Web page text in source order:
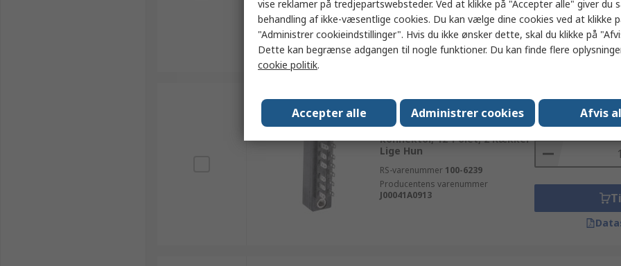
Producentens varenummer
J00040A0911
På lager
Telegartner J000 DIN 41612
konnektor, 12-Polet, 2 Rækker
Lige Hun
RS-varenummer 100-6239
Producentens varenummer
J00041A0913
Indhold (1 enhed)
Kr. 106,63(ekskl.
Antal
vise reklamer på tredjepartswebsteder. Ved at klikke på "Accepter alle" giver du
behandling af ikke-væsentlige cookies. Du kan vælge dine cookies ved at klikke
"Administrer cookieindstillinger". Hvis du ikke ønsker dette, skal du klikke på
Dette kan begrænse adgangen til nogle funktioner. Du kan finde flere
cookie politik.
Accepter alle Administrer cookies Afvis